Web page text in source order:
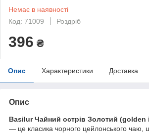
Немає в наявності
Код: 71009
Роздріб
396 ₴
Опис Характеристики Доставка
Опис
Basilur Чайний острів Золотий (golden
— це класика чорного цейлонського чаю,